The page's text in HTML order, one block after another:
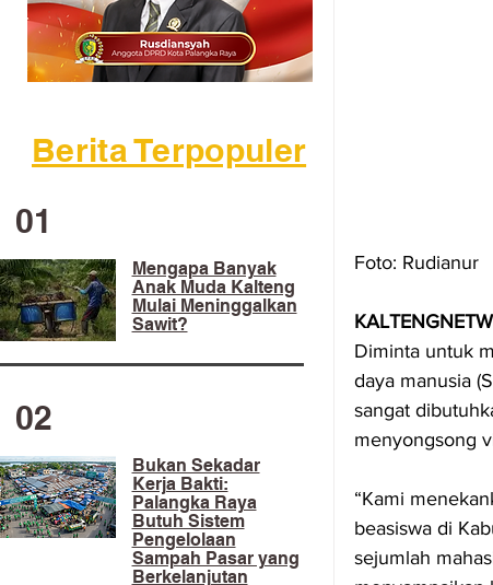
Berita Terpopuler
01
Mengapa Banyak
Anak Muda Kalteng
Mulai Meninggalkan
Sawit?
02
​Bukan Sekadar
Kerja Bakti:
Palangka Raya
Butuh Sistem
Pengelolaan
Sampah Pasar yang
Berkelanjutan
Foto: Rudianur
Diminta untuk
daya manusia
sangat
menyongsong
“Kami
beasiswa di
sejumlah